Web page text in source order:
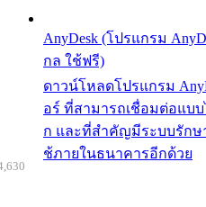
AnyDesk (โปรแกรม
กล ใช้ฟรี)
ดาวน์โหลดโปรแกรม
อร์ ที่สามารถเชื่อมต่อแบ
ก และที่สำคัญมีระบบรักษ
ช้ภายในธนาคารอีกด้วย